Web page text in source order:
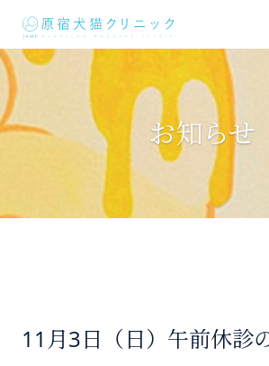
お知らせ
11月3日（日）午前休診